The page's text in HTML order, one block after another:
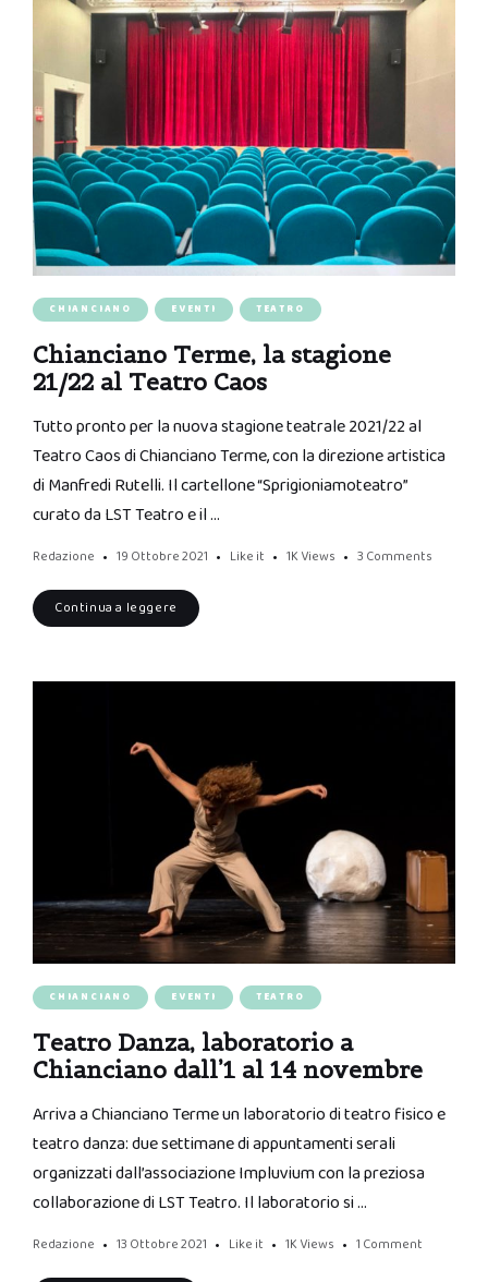
CHIANCIANO EVENTI TEATRO
Chianciano Terme, la stagione
21/22 al Teatro Caos
Tutto pronto per la nuova stagione teatrale 2021/22 al
Teatro Caos di Chianciano Terme, con la direzione artistica
di Manfredi Rutelli. Il cartellone “Sprigioniamoteatro”
curato da LST Teatro e il …
Redazione 19 Ottobre 2021 Like it 1K Views 3 Comments
Continua a leggere
CHIANCIANO EVENTI TEATRO
Teatro Danza, laboratorio a
Chianciano dall’1 al 14 novembre
Arriva a Chianciano Terme un laboratorio di teatro fisico e
teatro danza: due settimane di appuntamenti serali
organizzati dall’associazione Impluvium con la preziosa
collaborazione di LST Teatro. Il laboratorio si …
Redazione 13 Ottobre 2021 Like it 1K Views 1 Comment